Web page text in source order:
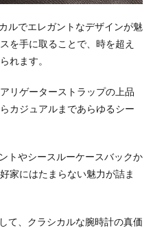
ルでエレガントなデザインが魅
を手に取ることで、時を超え
れます。
リゲーターストラップの上品
カジュアルまであらゆるシー
トやシースルーケースバックか
家にはたまらない魅力が詰ま
て、クラシカルな腕時計の真価